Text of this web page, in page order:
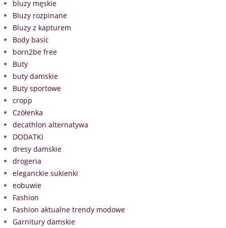
bluzy męskie
Bluzy rozpinane
Bluzy z kapturem
Body basic
born2be free
Buty
buty damskie
Buty sportowe
cropp
Czółenka
decathlon alternatywa
DODATKI
dresy damskie
drogeria
eleganckie sukienki
eobuwie
Fashion
Fashion aktualne trendy modowe
Garnitury damskie